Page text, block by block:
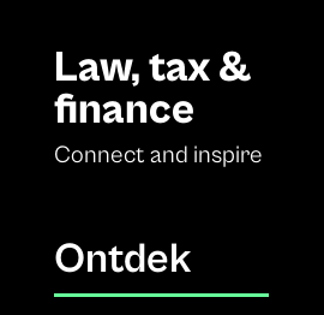
Law, tax &
finance
Connect and inspire
Ontdek